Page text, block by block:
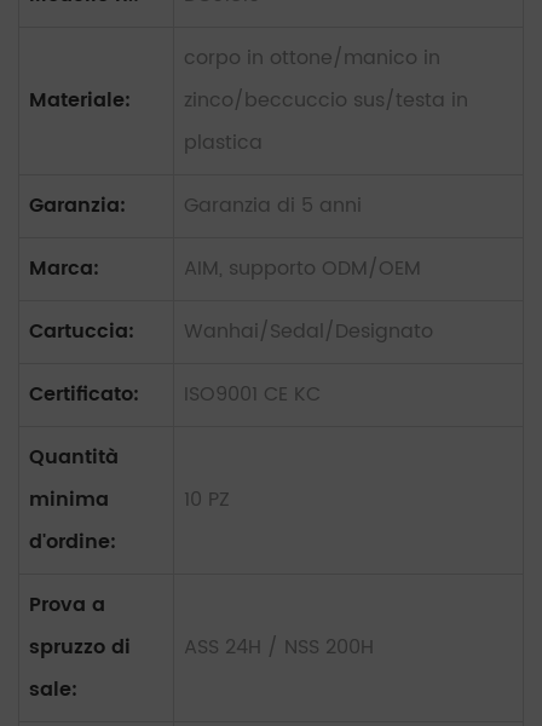
Materiale:
corpo in ottone/manico in
zinco/beccuccio sus/testa in
plastica
Garanzia:
Garanzia di 5 anni
Marca:
AIM, supporto ODM/OEM
Cartuccia:
Wanhai/Sedal/Designato
Certificato:
ISO9001 CE KC
Quantità
minima
d'ordine:
10 PZ
Prova a
spruzzo di
sale:
ASS 24H / NSS 200H